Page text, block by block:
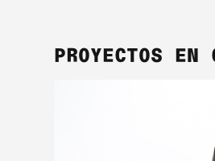
PROYECTOS EN